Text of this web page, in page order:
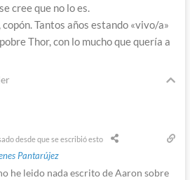
cree que no lo es.
Tantos años estando «vivo/a»
Thor, con lo mucho que quería a
desde que se escribió esto
Pantarújez
he leido nada escrito de Aaron sobre